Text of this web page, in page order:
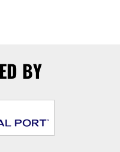
BY